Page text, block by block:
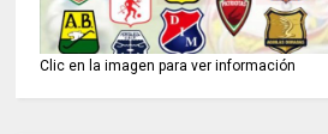
Clic en la imagen para ver información